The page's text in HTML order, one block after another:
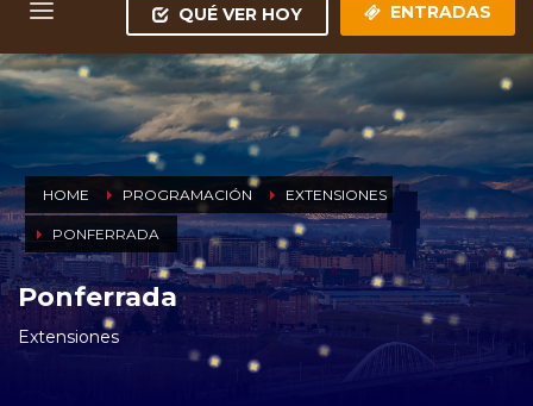
QUÉ VER HOY ENTRADAS
HOME PROGRAMACIÓN EXTENSIONES
PONFERRADA
Ponferrada
Extensiones